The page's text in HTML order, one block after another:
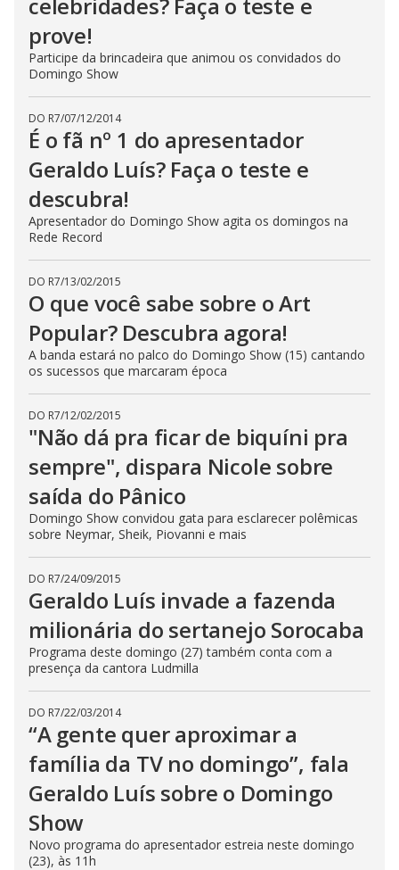
prove!
Participe da brincadeira que animou os convidados do
Domingo Show
DO R7/07/12/2014
É o fã nº 1 do apresentador
Geraldo Luís? Faça o teste e
descubra!
Apresentador do Domingo Show agita os domingos na
Rede Record
DO R7/13/02/2015
O que você sabe sobre o Art
Popular? Descubra agora!
A banda estará no palco do Domingo Show (15) cantando
os sucessos que marcaram época
DO R7/12/02/2015
"Não dá pra ficar de biquíni pra
sempre", dispara Nicole sobre
saída do Pânico
Domingo Show convidou gata para esclarecer polêmicas
sobre Neymar, Sheik, Piovanni e mais
DO R7/24/09/2015
Geraldo Luís invade a fazenda
milionária do sertanejo Sorocaba
Programa deste domingo (27) também conta com a
presença da cantora Ludmilla
DO R7/22/03/2014
“A gente quer aproximar a
família da TV no domingo”, fala
Geraldo Luís sobre o Domingo
Show
Novo programa do apresentador estreia neste domingo
(23), às 11h